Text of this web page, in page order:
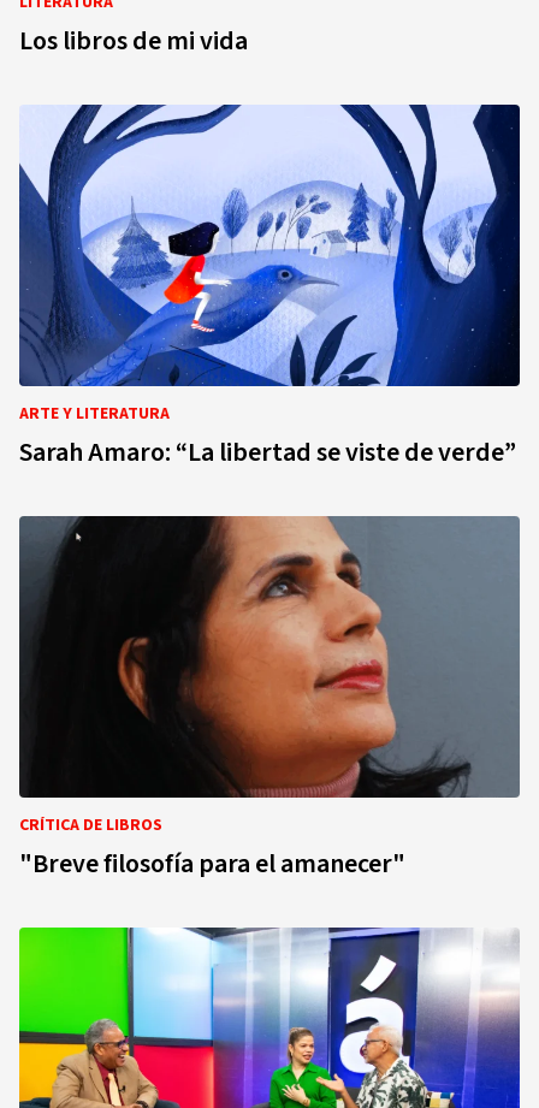
Los libros de mi vida
ARTE Y LITERATURA
Sarah Amaro: “La libertad se viste de verde”
CRÍTICA DE LIBROS
"Breve filosofía para el amanecer"